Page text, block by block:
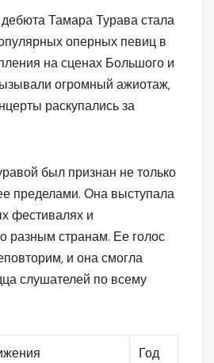
Тамара Турава стала
оперных певиц в
на сценах Большого и
огромный ажиотаж,
раскупались за
был признан не только
пределами. Она выступала
фестивалях и
разным странам. Ее голос
и она смогла
слушателей по всему
Год